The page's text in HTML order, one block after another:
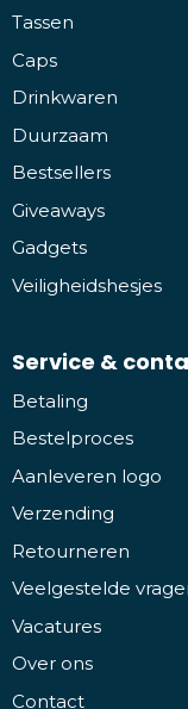
Tassen
Caps
Drinkwaren
Duurzaam
Bestsellers
Giveaways
Gadgets
Veiligheidshesjes
Service &
Betaling
Bestelproces
Aanleveren logo
Verzending
Retourneren
Veelgestelde
Vacatures
Over ons
Contact